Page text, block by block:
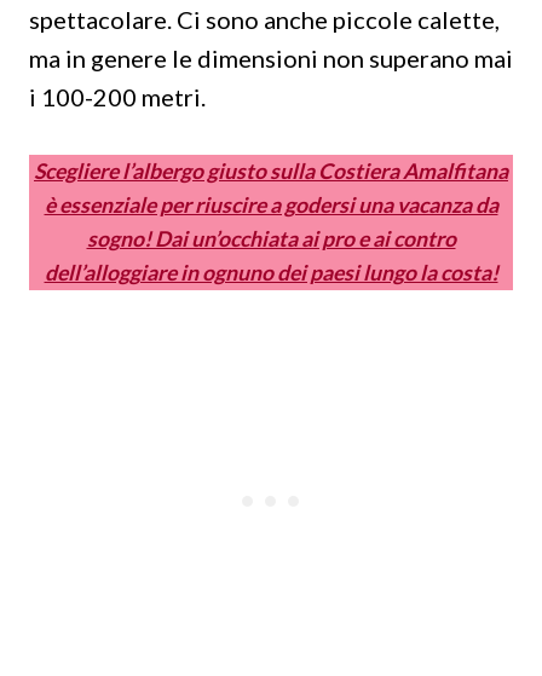
spettacolare. Ci sono anche piccole calette,
ma in genere le dimensioni non superano mai
i 100-200 metri.
Scegliere l’albergo giusto sulla Costiera Amalfitana
è essenziale per riuscire a godersi una vacanza da
sogno! Dai un’occhiata ai pro e ai contro
dell’alloggiare in ognuno dei paesi lungo la costa!